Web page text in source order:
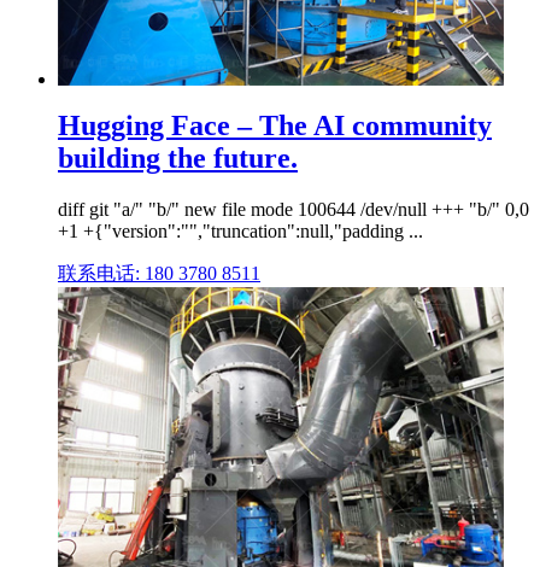
Hugging Face – The AI community
building the future.
diff git "a/" "b/" new file mode 100644 /dev/null +++ "b/" 0,0
+1 +{"version":"","truncation":null,"padding ...
联系电话: 180 3780 8511